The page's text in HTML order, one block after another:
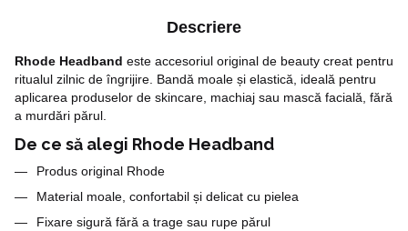
Descriere
Rhode Headband este accesoriul original de beauty creat pentru
ritualul zilnic de îngrijire. Bandă moale și elastică, ideală pentru
aplicarea produselor de skincare, machiaj sau mască facială, fără
a murdări părul.
De ce să alegi Rhode Headband
Produs original Rhode
Material moale, confortabil și delicat cu pielea
Fixare sigură fără a trage sau rupe părul